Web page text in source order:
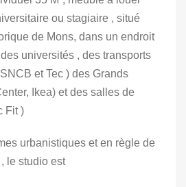
ou stagiaire , situé
de Mons, dans un endroit
universités , des transports
et Tec ) des Grands
Ikea) et des salles de
Fit )
urbanistiques et en règle de
le studio est